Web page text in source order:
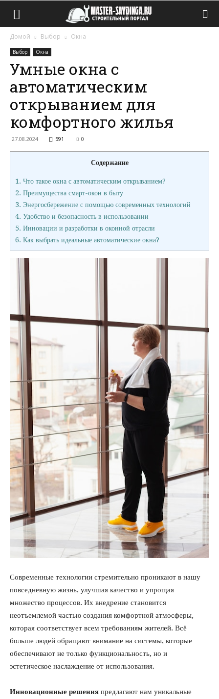
Домой Выбор Окна
Выбор Окна
Умные окна с
автоматическим
открыванием для
комфортного жилья
27.08.2024 591 0
Содержание
1. Что такое окна с автоматическим открыванием?
2. Преимущества смарт-окон в быту
3. Энергосбережение с помощью современных технологий
4. Удобство и безопасность в использовании
5. Инновации и разработки в оконной отрасли
6. Как выбрать идеальные автоматические окна?
Современные технологии стремительно проникают в нашу
повседневную жизнь, улучшая качество и упрощая
множество процессов. Их внедрение становится
неотъемлемой частью создания комфортной атмосферы,
которая соответствует всем требованиям жителей. Всё
больше людей обращают внимание на системы, которые
обеспечивают не только функциональность, но и
эстетическое наслаждение от использования.
Инновационные решения предлагают нам уникальные